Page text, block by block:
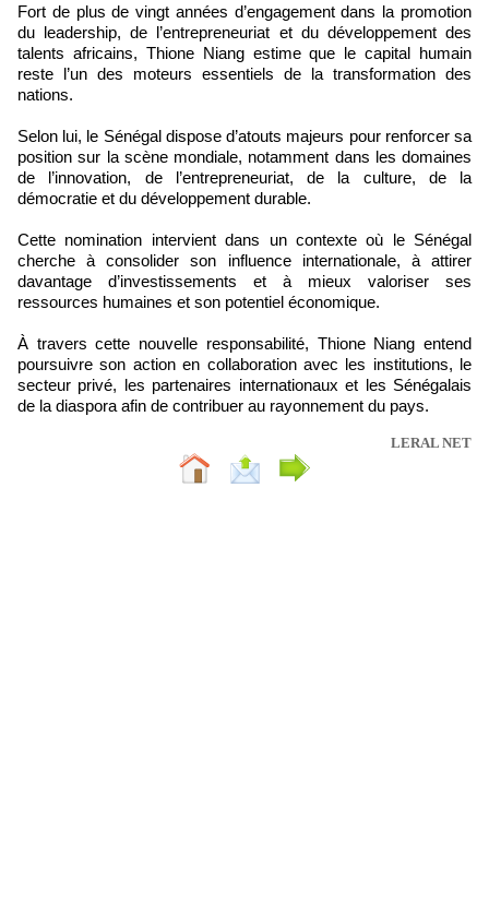
Fort de plus de vingt années d’engagement dans la promotion
du leadership, de l’entrepreneuriat et du développement des
talents africains, Thione Niang estime que le capital humain
reste l’un des moteurs essentiels de la transformation des
nations.
Selon lui, le Sénégal dispose d’atouts majeurs pour renforcer sa
position sur la scène mondiale, notamment dans les domaines
de l’innovation, de l’entrepreneuriat, de la culture, de la
démocratie et du développement durable.
Cette nomination intervient dans un contexte où le Sénégal
cherche à consolider son influence internationale, à attirer
davantage d’investissements et à mieux valoriser ses
ressources humaines et son potentiel économique.
À travers cette nouvelle responsabilité, Thione Niang entend
poursuivre son action en collaboration avec les institutions, le
secteur privé, les partenaires internationaux et les Sénégalais
de la diaspora afin de contribuer au rayonnement du pays.
LERAL NET